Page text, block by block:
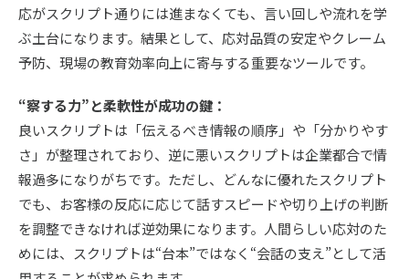
応がスクリプト通りには進まなくても、言い回しや流れを学
ぶ土台になります。結果として、応対品質の安定やクレーム
予防、現場の教育効率向上に寄与する重要なツールです。
“察する力”と柔軟性が成功の鍵：
良いスクリプトは「伝えるべき情報の順序」や「分かりやす
さ」が整理されており、逆に悪いスクリプトは企業都合で情
報過多になりがちです。ただし、どんなに優れたスクリプト
でも、お客様の反応に応じて話すスピードや切り上げの判断
を調整できなければ逆効果になります。人間らしい応対のた
めには、スクリプトは“台本”ではなく“会話の支え”として活